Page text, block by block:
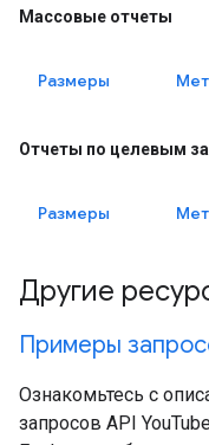
Массовые отчеты
Размеры
Отчеты по целевым
Размеры
Другие
Примеры
Ознакомьтесь с
запросов API